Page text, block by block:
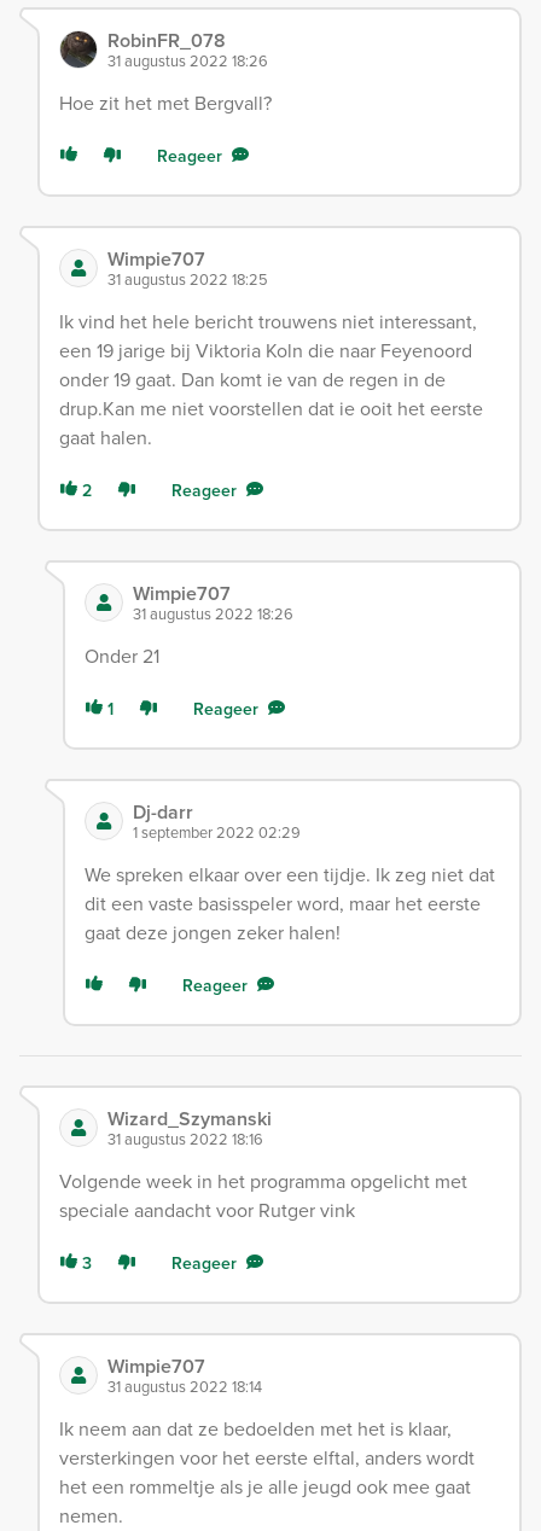
RobinFR_078
31 augustus 2022 18:26
Hoe zit het met Bergvall?
Reageer
Wimpie707
31 augustus 2022 18:25
Ik vind het hele bericht trouwens niet interessant,
een 19 jarige bij Viktoria Koln die naar Feyenoord
onder 19 gaat. Dan komt ie van de regen in de
drup.Kan me niet voorstellen dat ie ooit het eerste
gaat halen.
2 Reageer
Wimpie707
31 augustus 2022 18:26
Onder 21
1 Reageer
Dj-darr
1 september 2022 02:29
We spreken elkaar over een tijdje. Ik zeg niet dat
dit een vaste basisspeler word, maar het eerste
gaat deze jongen zeker halen!
Reageer
Wizard_Szymanski
31 augustus 2022 18:16
Volgende week in het programma opgelicht met
speciale aandacht voor Rutger vink
3 Reageer
Wimpie707
31 augustus 2022 18:14
Ik neem aan dat ze bedoelden met het is klaar,
versterkingen voor het eerste elftal, anders wordt
het een rommeltje als je alle jeugd ook mee gaat
nemen.